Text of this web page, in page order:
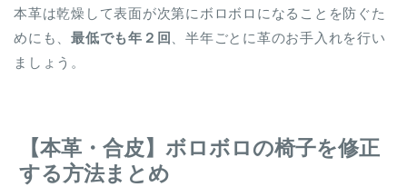
本革は乾燥して表面が次第にボロボロになることを防ぐた
めにも、最低でも年２回
、半年ごとに革のお手入れを行い
ましょう。
【本革・合皮】ボロボロの椅子を修正
する方法まとめ